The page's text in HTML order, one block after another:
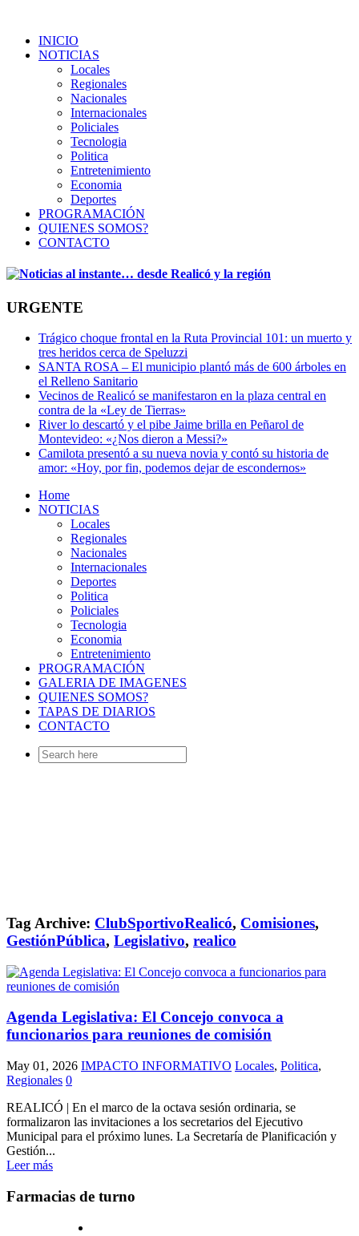
INICIO
NOTICIAS
Locales
Regionales
Nacionales
Internacionales
Policiales
Tecnologia
Politica
Entretenimiento
Economia
Deportes
PROGRAMACIÓN
QUIENES SOMOS?
CONTACTO
URGENTE
Trágico choque frontal en la Ruta Provincial 101: un muerto y
tres heridos cerca de Speluzzi
SANTA ROSA – El municipio plantó más de 600 árboles en
el Relleno Sanitario
Vecinos de Realicó se manifestaron en la plaza central en
contra de la «Ley de Tierras»
River lo descartó y el pibe Jaime brilla en Peñarol de
Montevideo: «¿Nos dieron a Messi?»
Camilota presentó a su nueva novia y contó su historia de
amor: «Hoy, por fin, podemos dejar de escondernos»
Home
NOTICIAS
Locales
Regionales
Nacionales
Internacionales
Deportes
Politica
Policiales
Tecnologia
Economia
Entretenimiento
PROGRAMACIÓN
GALERIA DE IMAGENES
QUIENES SOMOS?
TAPAS DE DIARIOS
CONTACTO
Search
for:
Tag Archive: ClubSportivoRealicó, Comisiones,
GestiónPública, Legislativo, realico
Agenda Legislativa: El Concejo convoca a
funcionarios para reuniones de comisión
May 01, 2026 IMPACTO INFORMATIVO Locales, Politica,
Regionales 0
REALICÓ | En el marco de la octava sesión ordinaria, se
formalizaron las invitaciones a los secretarios del Ejecutivo
Municipal para el próximo lunes. La Secretaría de Planificación y
Gestión...
Leer más
Farmacias de turno